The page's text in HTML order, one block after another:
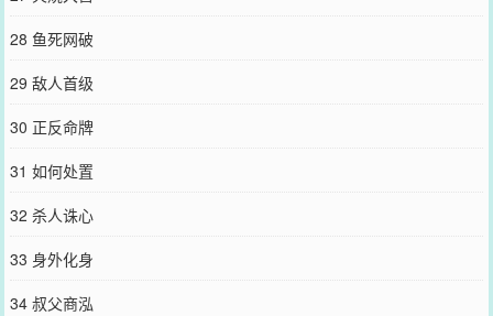
28 鱼死网破
29 敌人首级
30 正反命牌
31 如何处置
32 杀人诛心
33 身外化身
34 叔父商泓